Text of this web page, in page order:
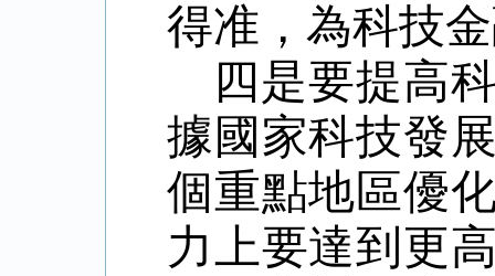
得准，為科技
四是要提高
據國家科技發
個重點地區優
力上要達到更